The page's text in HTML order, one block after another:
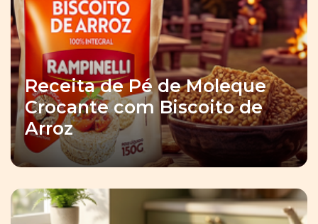
Receita de Pé de Moleque
Crocante com Biscoito de
Arroz